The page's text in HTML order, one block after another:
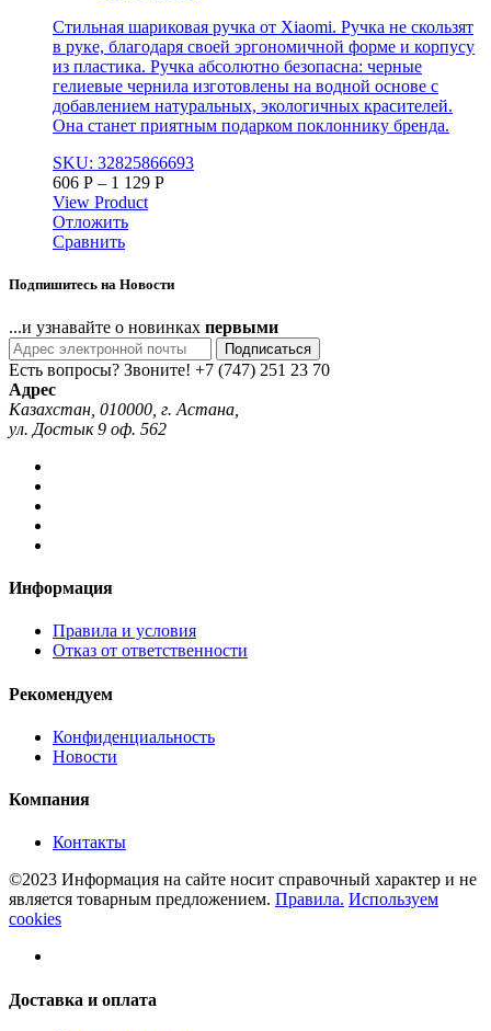
Стильная шариковая ручка от Xiaomi. Ручка не скользят
в руке, благодаря своей эргономичной форме и корпусу
из пластика. Ручка абсолютно безопасна: черные
гелиевые чернила изготовлены на водной основе с
добавлением натуральных, экологичных красителей.
Она станет приятным подарком поклоннику бренда.
SKU: 32825866693
606 Р – 1 129 Р
View Product
Отложить
Сравнить
Подпишитесь на Новости
...и узнавайте о новинках первыми
Подписаться
Есть вопросы? Звоните! +7 (747) 251 23 70
Адрес
Казахстан, 010000, г. Астана,
ул. Достык 9 оф. 562
Информация
Правила и условия
Отказ от ответственности
Рекомендуем
Конфиденциальность
Новости
Компания
Контакты
©2023 Информация на сайте носит справочный характер и не
является товарным предложением. Правила. Используем
cookies
Доставка и оплата